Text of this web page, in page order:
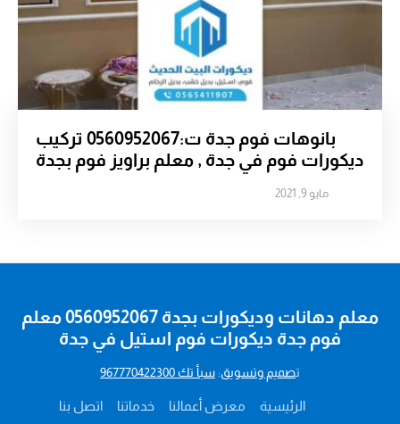
بانوهات فوم جدة ت:0560952067 تركيب
ديكورات فوم في جدة , معلم براويز فوم بجدة
مايو 9, 2021
الرئيسية معرض أعمالنا خدماتنا اتصل بنا
معلم دهانات وديكورات بجدة 0560952067 معلم
فوم جدة ديكورات فوم استيل في جدة
تصميم وتسويق:سبأ تك 967770422300